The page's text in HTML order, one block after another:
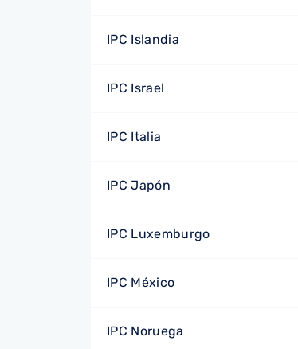
IPC Islandia
IPC Israel
IPC Italia
IPC Japón
IPC Luxemburgo
IPC México
IPC Noruega